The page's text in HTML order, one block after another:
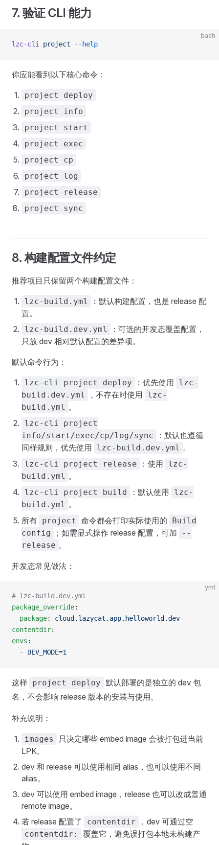
7. 验证 CLI 能力
bash
lzc-cli project --help
你应能看到以下核心命令：
project deploy
project info
project start
project exec
project cp
project log
project release
project sync
8. 构建配置文件约定
推荐项目只保留两个构建配置文件：
lzc-build.yml
：默认构建配置，也是 release 配
置。
lzc-build.dev.yml
：可选的开发态覆盖配置，
只放 dev 相对默认配置的差异项。
默认命令行为：
lzc-cli project deploy ：优先使用
lzc-
build.dev.yml
，不存在时使用
lzc-
build.yml 。
lzc-cli project
info/start/exec/cp/log/sync
：默认也遵循
同样规则，优先使用
lzc-build.dev.yml 。
lzc-cli project release ：使用
lzc-
build.yml 。
lzc-cli project build ：默认使用
lzc-
build.yml 。
所有 project 命令都会打印实际使用的
Build
config
；如需显式操作 release 配置，可加
--
release 。
开发态常见做法：
yml
# lzc-build.dev.yml
package_override:
  package
: cloud.lazycat.app.helloworld.dev
contentdir:
envs :
  -
DEV_MODE=1
这样 project deploy 默认部署的是独立的 dev 包
名，不会影响 release 版本的安装与使用。
补充说明：
images
只决定哪些 embed image 会被打包进当前
LPK。
dev 和 release 可以使用相同 alias，也可以使用不同
alias。
dev 可以使用 embed image，release 也可以改成普通
remote image。
若 release 配置了
contentdir ，dev 可通过空
contentdir:
覆盖它，避免误打包本地未构建产